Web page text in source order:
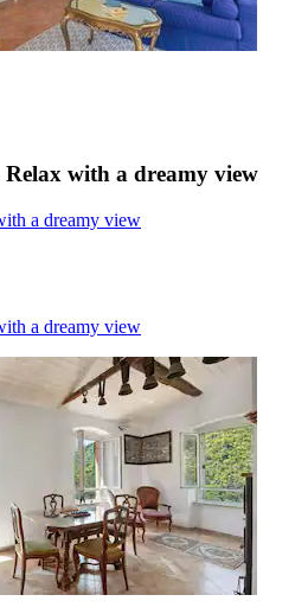
with a dreamy view
a dreamy view
a dreamy view